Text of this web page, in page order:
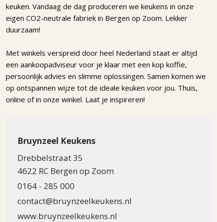
keuken. Vandaag de dag produceren we keukens in onze
eigen CO2-neutrale fabriek in Bergen op Zoom. Lekker
duurzaam!
Met winkels verspreid door heel Nederland staat er altijd
een aankoopadviseur voor je klaar met een kop koffie,
persoonlijk advies en slimme oplossingen. Samen komen we
op ontspannen wijze tot de ideale keuken voor jou. Thuis,
online of in onze winkel. Laat je inspireren!
Bruynzeel Keukens
Drebbelstraat 35
4622 RC Bergen op Zoom
0164 - 285 000
contact@bruynzeelkeukens.nl
www.bruynzeelkeukens.nl